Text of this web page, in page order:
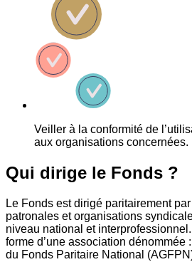
Veiller à la conformité de
aux organisations concernées.
Qui dirige le Fonds ?
Le Fonds est dirigé paritairement
patronales et organisations
niveau national et
forme d’une association dénommée
du Fonds Paritaire National